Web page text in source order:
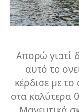
Απορώ γιατί
αυτό το
κέρδισε με
στα καλύτερα